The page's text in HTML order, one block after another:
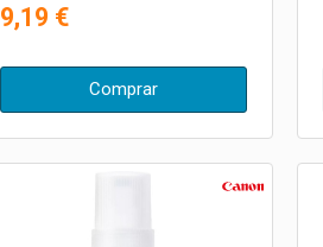
9,19 €
Comprar